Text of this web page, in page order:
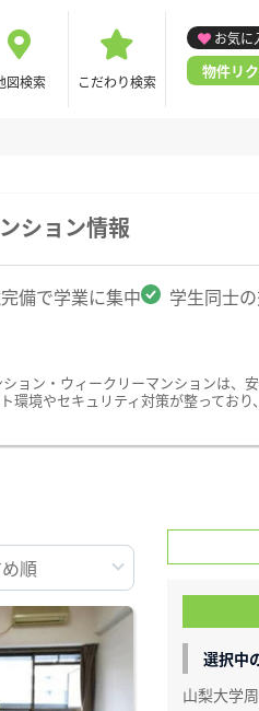
図検索 こだわり検索
お気に
物件リ
ション情報
備で学業に集中
学生同士
ョン・ウィークリーマンションは、
環境やセキュリティ対策が整ってお
選択中
山梨大学